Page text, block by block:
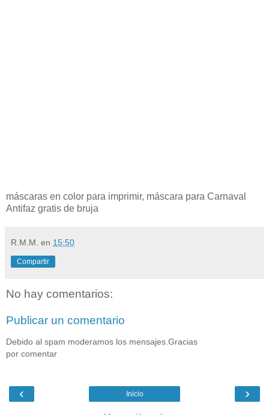
máscaras en color para imprimir, máscara para Carnaval
Antifaz gratis de bruja
R.M.M. en 15:50
Compartir
No hay comentarios:
Publicar un comentario
Debido al spam moderamos los mensajes.Gracias
por comentar
‹ ›
Inicio